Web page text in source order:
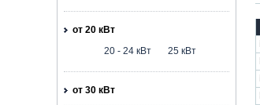
от 20 кВт
20 - 24 кВт
25 кВт
от 30 кВт